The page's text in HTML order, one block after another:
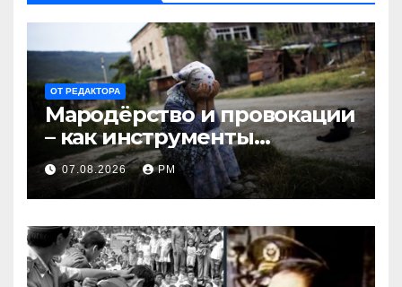
ОТ РЕДАКТОРА
Мародёрство и провокации
– как инструменты
современной политики
России
07.08.2026 РМ